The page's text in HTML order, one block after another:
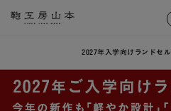
2027年入学向けランドセル